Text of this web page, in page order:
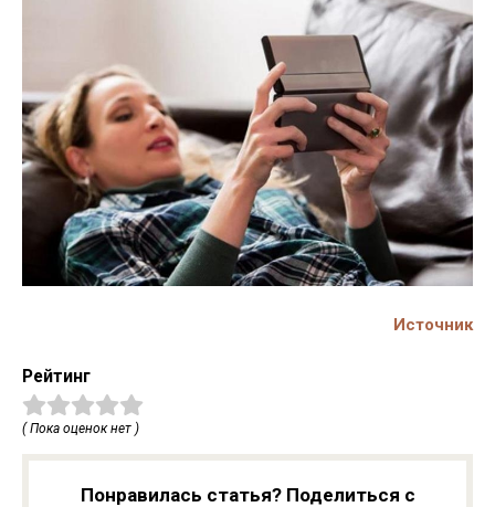
Источник
Рейтинг
( Пока оценок нет )
Понравилась статья? Поделиться с